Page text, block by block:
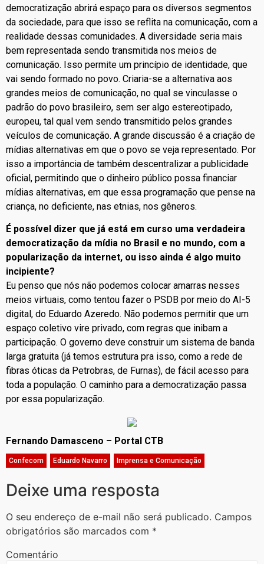
democratização abrirá espaço para os diversos segmentos
da sociedade, para que isso se reflita na comunicação, com a
realidade dessas comunidades. A diversidade seria mais
bem representada sendo transmitida nos meios de
comunicação. Isso permite um princípio de identidade, que
vai sendo formado no povo. Criaria-se a alternativa aos
grandes meios de comunicação, no qual se vinculasse o
padrão do povo brasileiro, sem ser algo estereotipado,
europeu, tal qual vem sendo transmitido pelos grandes
veículos de comunicação. A grande discussão é a criação de
mídias alternativas em que o povo se veja representado. Por
isso a importância de também descentralizar a publicidade
oficial, permitindo que o dinheiro público possa financiar
mídias alternativas, em que essa programação que pense na
criança, no deficiente, nas etnias, nos gêneros.
É possível dizer que já está em curso uma verdadeira
democratização da mídia no Brasil e no mundo, com a
popularização da internet, ou isso ainda é algo muito
incipiente?
Eu penso que nós não podemos colocar amarras nesses
meios virtuais, como tentou fazer o PSDB por meio do AI-5
digital, do Eduardo Azeredo. Não podemos permitir que um
espaço coletivo vire privado, com regras que inibam a
participação. O governo deve construir um sistema de banda
larga gratuita (já temos estrutura pra isso, como a rede de
fibras óticas da Petrobras, de Furnas), de fácil acesso para
toda a população. O caminho para a democratização passa
por essa popularização.
Fernando Damasceno – Portal CTB
Confecom Eduardo Navarro Imprensa e Comunicação
Deixe uma resposta
O seu endereço de e-mail não será publicado. Campos
obrigatórios são marcados com *
Comentário